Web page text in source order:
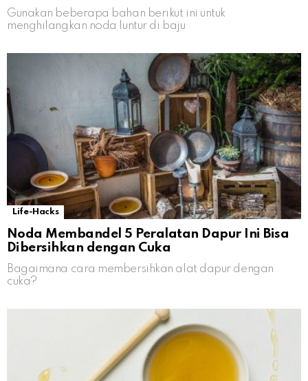
Gunakan beberapa bahan berikut ini untuk
menghilangkan noda luntur di baju
Life-Hacks
Noda Membandel 5 Peralatan Dapur Ini Bisa
Dibersihkan dengan Cuka
Bagaimana cara membersihkan alat dapur dengan
cuka?